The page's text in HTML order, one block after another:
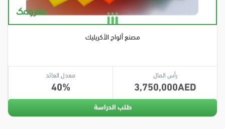
مصنع ألواح الأكريليك
رأس المال
3,750,000
معدل العائد
40
طلب الدراسة